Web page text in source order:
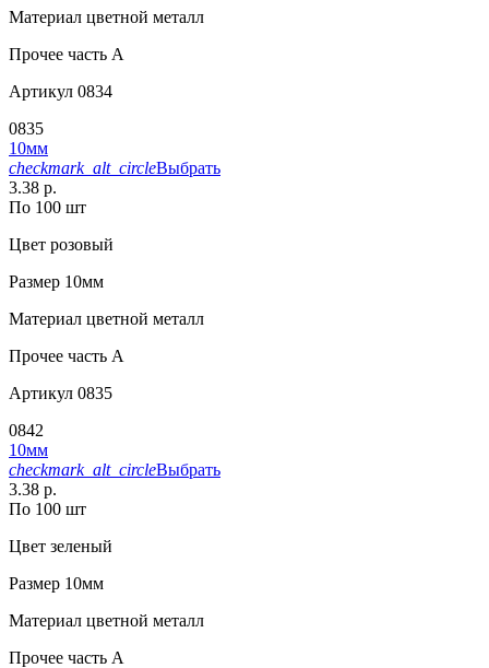
Материал цветной металл
Прочее часть A
Артикул 0834
0835
10мм
checkmark_alt_circleВыбрать
3.38 р.
По 100 шт
Цвет розовый
Размер 10мм
Материал цветной металл
Прочее часть A
Артикул 0835
0842
10мм
checkmark_alt_circleВыбрать
3.38 р.
По 100 шт
Цвет зеленый
Размер 10мм
Материал цветной металл
Прочее часть A